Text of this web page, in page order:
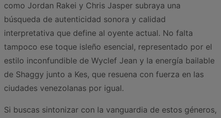
como Jordan Rakei y Chris Jasper subraya una
búsqueda de autenticidad sonora y calidad
interpretativa que define al oyente actual. No falta
tampoco ese toque isleño esencial, representado por el
estilo inconfundible de Wyclef Jean y la energía bailable
de Shaggy junto a Kes, que resuena con fuerza en las
ciudades venezolanas por igual.
Si buscas sintonizar con la vanguardia de estos géneros,